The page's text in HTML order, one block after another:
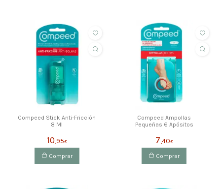
Compeed Stick Anti-Fricción
8 Ml
10,95€
Comprar
Compeed Ampollas
Pequeñas 6 Apósitos
7,40€
Comprar